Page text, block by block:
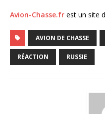
Avion-Chasse.fr est un site
AVION DE CHASSE
RÉACTION RUSSIE